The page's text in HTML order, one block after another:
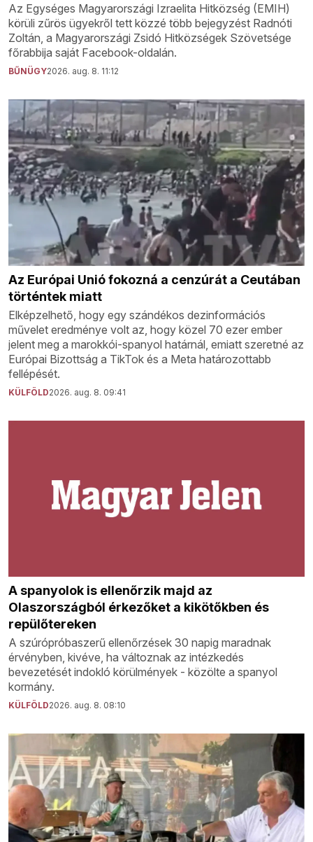
Az Egységes Magyarországi Izraelita Hitközség (EMIH)
körüli zűrös ügyekről tett közzé több bejegyzést Radnóti
Zoltán, a Magyarországi Zsidó Hitközségek Szövetsége
főrabbija saját Facebook-oldalán.
BŰNÜGY2026. aug. 8. 11:12
Az Európai Unió fokozná a cenzúrát a Ceutában
történtek miatt
Elképzelhető, hogy egy szándékos dezinformációs
művelet eredménye volt az, hogy közel 70 ezer ember
jelent meg a marokkói-spanyol határnál, emiatt szeretné az
Európai Bizottság a TikTok és a Meta határozottabb
fellépését.
KÜLFÖLD2026. aug. 8. 09:41
A spanyolok is ellenőrzik majd az
Olaszországból érkezőket a kikötőkben és
repülőtereken
A szúrópróbaszerű ellenőrzések 30 napig maradnak
érvényben, kivéve, ha változnak az intézkedés
bevezetését indokló körülmények - közölte a spanyol
kormány.
KÜLFÖLD2026. aug. 8. 08:10